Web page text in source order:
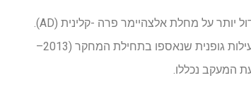
הם ניתחו נתונים של 337 משתתפים לא מוגדרים קוגניטיביים בקטלוניה ממחקר גדול יותר על מחלת אלצהיימר פרה -קלינית (AD).
למשתתפים, בגילאי 45 ל -65 ובעיקר עם היסטוריה משפחתית של AD, היו נתוני פעילות גופנית שנאספו בתחילת המחקר (2013–